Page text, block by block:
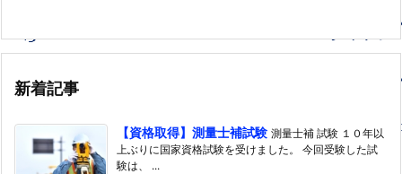
新着記事
【資格取得】測量士補試験 測量士補 試験 １０年以
上ぶりに国家資格試験を受けました。 今回受験した試
験は、 ...